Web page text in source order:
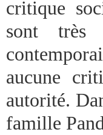
critique
sont très
aucune
autorité.
famille